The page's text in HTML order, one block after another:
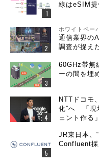
線はeSIM提
ホワイトペー
通信業界の
調査が捉え
60GHz帯
ーの間を埋
NTTドコモ
化”へ 「現
ェント作る」
JR東日本、
Confluent採